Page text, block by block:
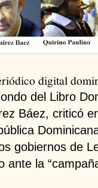
digital
del Libro
Báez, criticó
gobiernos de
ante la